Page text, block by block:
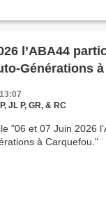
l’ABA44
Auto-
JL P, GR, & RC